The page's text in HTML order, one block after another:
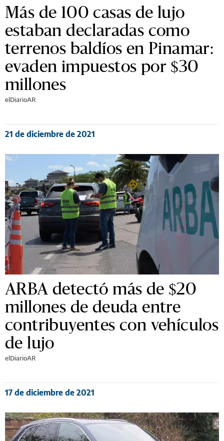
Más de 100 casas de lujo
estaban declaradas como
terrenos baldíos en Pinamar:
evaden impuestos por $30
millones
elDiarioAR
21 de diciembre de 2021
ARBA detectó más de $20
millones de deuda entre
contribuyentes con vehículos
de lujo
elDiarioAR
17 de diciembre de 2021